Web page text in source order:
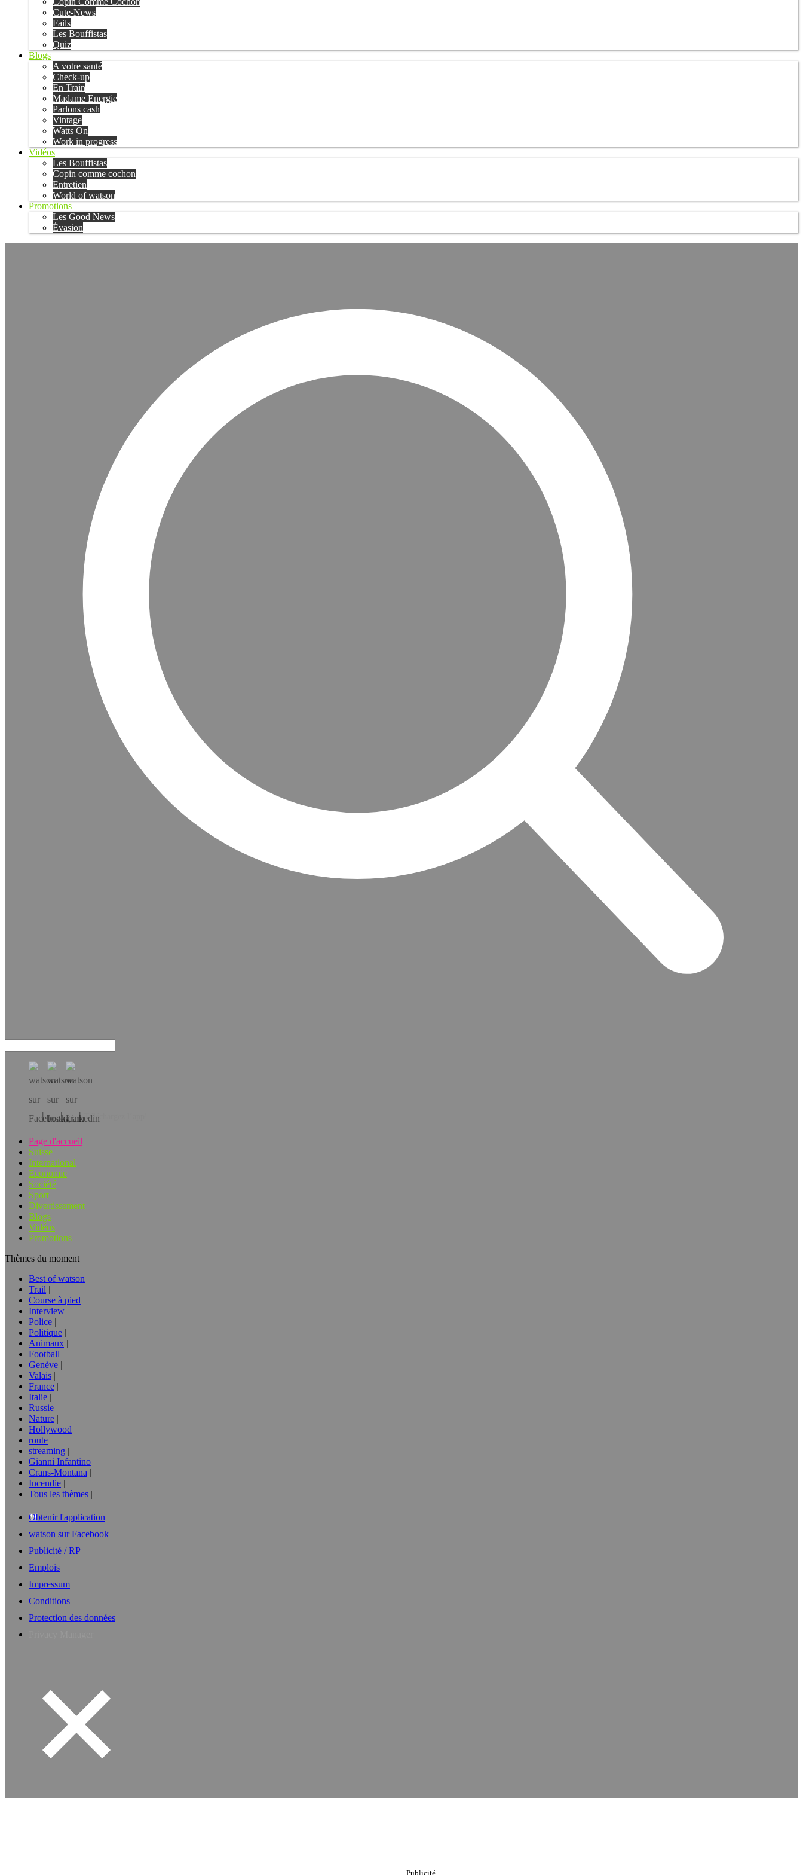
Cute-News
Fails
Les Bouffistas
Quiz
Blogs
A votre santé
Check-up
En Train
Madame Energie
Parlons cash
Vintage
Watts On
Work in progress
Vidéos
Les Bouffistas
Copin comme cochon
Entretien
World of watson
Promotions
Les Good News
Évasion
Téléchargez l’app!
Page d'accueil
Suisse
International
Economie
Société
Sport
Divertissement
Blogs
Vidéos
Promotions
Thèmes du moment
Best of watson
Trail
Course à pied
Interview
Police
Politique
Animaux
Football
Genève
Valais
France
Italie
Russie
Nature
Hollywood
route
streaming
Gianni Infantino
Crans-Montana
Incendie
Tous les thèmes
Obtenir l'application
watson sur Facebook
Publicité / RP
Emplois
Impressum
Conditions
Protection des données